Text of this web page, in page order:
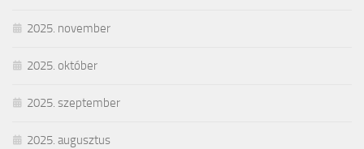
2025. november
2025. október
2025. szeptember
2025. augusztus